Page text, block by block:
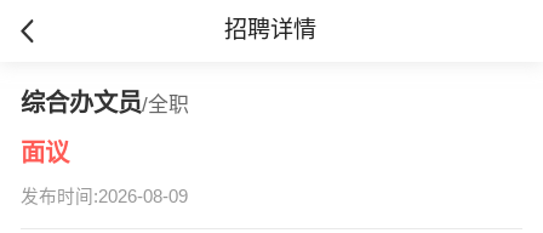
招聘详情
综合办文员/全职
面议
发布时间:2026-08-09